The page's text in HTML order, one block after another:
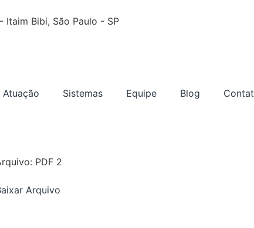
Itaim Bibi, São Paulo - SP
Atuação Sistemas Equipe Blog
PDF 2
Arquivo